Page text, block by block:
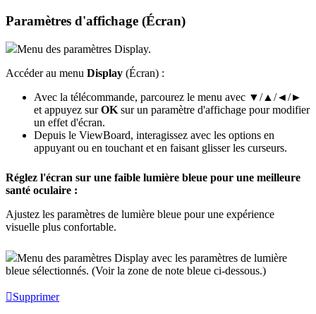
Paramètres d'affichage (Écran)
Menu des paramètres Display.
Accéder au menu Display (Écran) :
Avec la télécommande, parcourez le menu avec ▼/▲/◄/►
et appuyez surOKsur un paramètre d'affichage pour modifier
un effet d'écran.
Depuis le ViewBoard, interagissez avec les options en
appuyant ou en touchant et en faisant glisser les curseurs.
Réglez l'écran sur une faible lumière bleue pour une meilleure
santé oculaire :
Ajustez les paramètres de lumière bleue pour une expérience
visuelle plus confortable.
Menu des paramètres Display avec les paramètres de lumière
bleue sélectionnés. (Voir la zone de note bleue ci-dessous.)
Supprimer